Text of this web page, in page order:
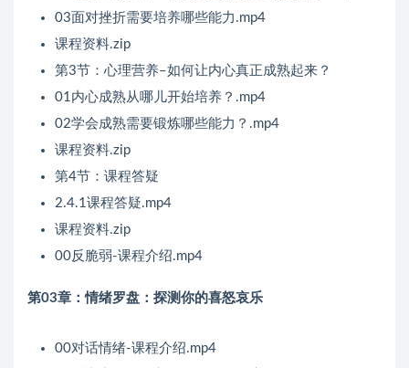
03面对挫折需要培养哪些能力.mp4
课程资料.zip
第3节：心理营养–如何让内心真正成熟起来？
01内心成熟从哪儿开始培养？.mp4
02学会成熟需要锻炼哪些能力？.mp4
课程资料.zip
第4节：课程答疑
2.4.1课程答疑.mp4
课程资料.zip
00反脆弱-课程介绍.mp4
第03章：情绪罗盘：探测你的喜怒哀乐
00对话情绪-课程介绍.mp4